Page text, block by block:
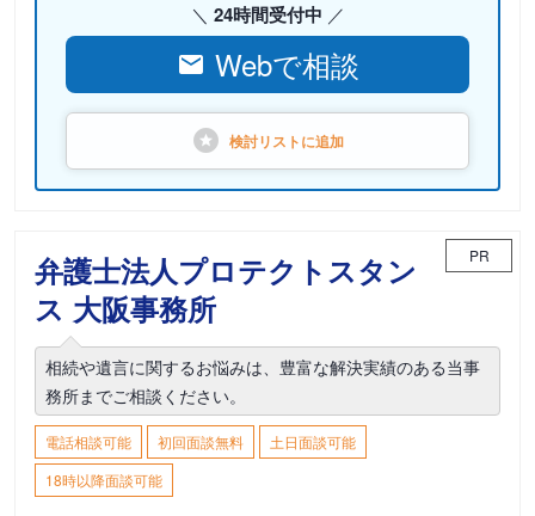
24時間受付中
Webで相談
検討リストに追加
弁護士法人プロテクトスタン
ス 大阪事務所
PR
相続や遺言に関するお悩みは、豊富な解決実績のある当事
務所までご相談ください。
電話相談可能 初回面談無料
土日面談可能
18時以降面談可能